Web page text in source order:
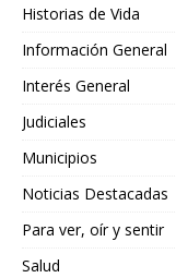
Historias de Vida
Información General
Interés General
Judiciales
Municipios
Noticias Destacadas
Para ver, oír y sentir
Salud